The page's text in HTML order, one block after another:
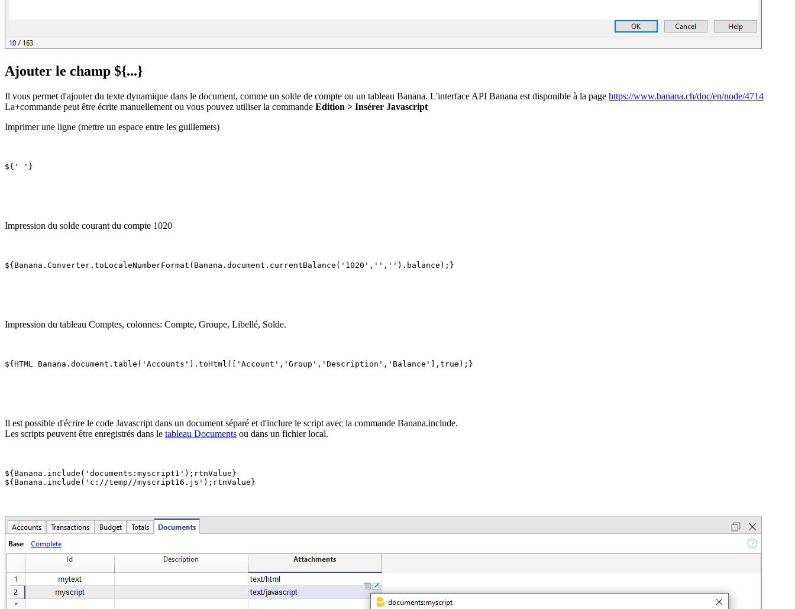
Ajouter le champ ${...}
Il vous permet d'ajouter du texte dynamique dans le document, comme un solde de compte ou un tableau Banana. L'interface API Banana est disponible à la page https://www.banana.ch/doc/en/node/4714
La+commande peut être écrite manuellement ou vous pouvez utiliser la commande Edition > Insérer Javascript
Imprimer une ligne (mettre un espace entre les guillemets)
${' '}
Impression du solde courant du compte 1020
${Banana.Converter.toLocaleNumberFormat(Banana.document.currentBalance('1020','','').balance);}
Impression du tableau Comptes, colonnes: Compte, Groupe, Libellé, Solde.
${HTML Banana.document.table('Accounts').toHtml(['Account','Group','Description','Balance'],true);}
Il est possible d'écrire le code Javascript dans un document séparé et d'inclure le script avec la commande Banana.include.
Les scripts peuvent être enregistrés dans le tableau Documents ou dans un fichier local.
${Banana.include('documents:myscript1');rtnValue}
${Banana.include('c://temp//myscript16.js');rtnValue}